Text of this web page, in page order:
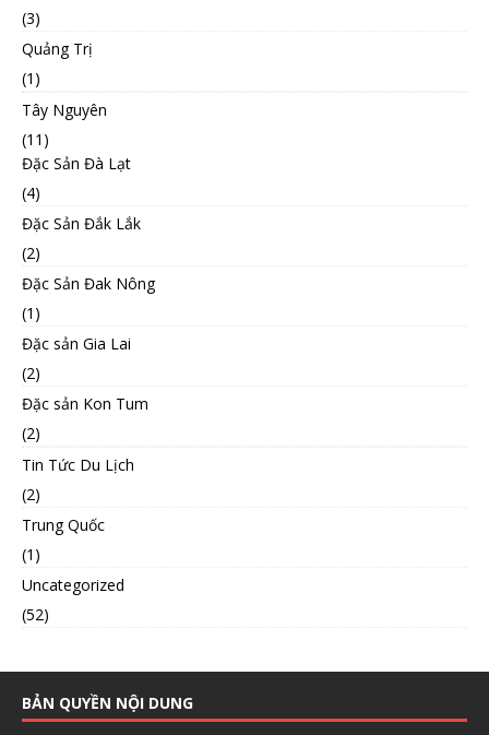
(3)
Quảng Trị
(1)
Tây Nguyên
(11)
Đặc Sản Đà Lạt
(4)
Đặc Sản Đắk Lắk
(2)
Đặc Sản Đak Nông
(1)
Đặc sản Gia Lai
(2)
Đặc sản Kon Tum
(2)
Tin Tức Du Lịch
(2)
Trung Quốc
(1)
Uncategorized
(52)
BẢN QUYỀN NỘI DUNG